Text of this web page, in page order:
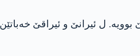
ئیراقێ و تەڤلی پەکەکێ بوویە. ل